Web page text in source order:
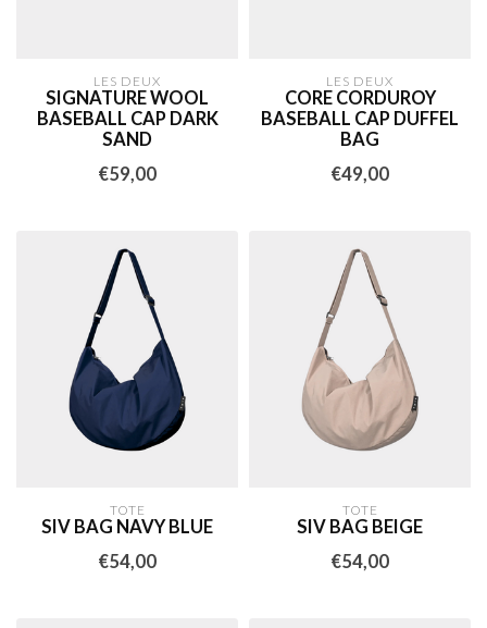
LES DEUX
SIGNATURE WOOL
BASEBALL CAP DARK
SAND
€59,00
LES DEUX
CORE CORDUROY
BASEBALL CAP DUFFEL
BAG
€49,00
TOTE
SIV BAG NAVY BLUE
€54,00
TOTE
SIV BAG BEIGE
€54,00